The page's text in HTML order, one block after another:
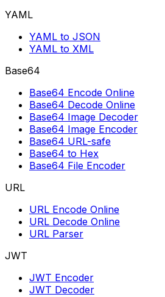
YAML
YAML to JSON
YAML to XML
Base64
Base64 Encode Online
Base64 Decode Online
Base64 Image Decoder
Base64 Image Encoder
Base64 URL-safe
Base64 to Hex
Base64 File Encoder
URL
URL Encode Online
URL Decode Online
URL Parser
JWT
JWT Encoder
JWT Decoder